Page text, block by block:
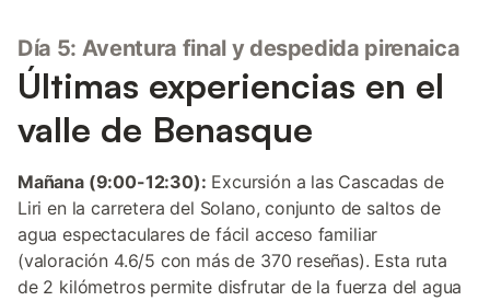
Día 5: Aventura final y despedida pirenaica
Últimas experiencias en el
valle de Benasque
Mañana (9:00-12:30): Excursión a las Cascadas de
Liri en la carretera del Solano, conjunto de saltos de
agua espectaculares de fácil acceso familiar
(valoración 4.6/5 con más de 370 reseñas). Esta ruta
de 2 kilómetros permite disfrutar de la fuerza del agua